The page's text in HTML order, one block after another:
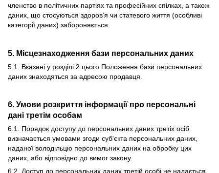
членство в політичних партіях та професійних спілках, а також
даних, що стосуються здоров’я чи статевого життя (особливі
категорії даних) забороняється.
5. Місцезнаходження бази персональних даних
5.1. Вказані у розділі 2 цього Положення бази персональних
даних знаходяться за адресою продавця.
6. Умови розкриття інформації про персональні
дані третім особам
6.1. Порядок доступу до персональних даних третіх осіб
визначається умовами згоди суб'єкта персональних даних,
наданої володільцю персональних даних на обробку цих
даних, або відповідно до вимог закону.
6.2. Доступ до персональних даних третій особі не надається,